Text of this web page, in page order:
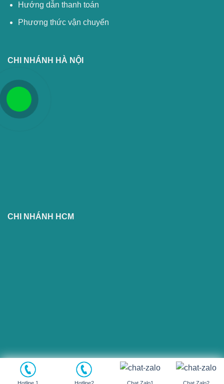
Hướng dẫn thanh toán
Phương thức vận chuyển
CHI NHÁNH HÀ NỘI
CHI NHÁNH HCM
Copyright 2026 ©
Hotline 1 Hotline2 Chat Zalo1 Chat Zalo2